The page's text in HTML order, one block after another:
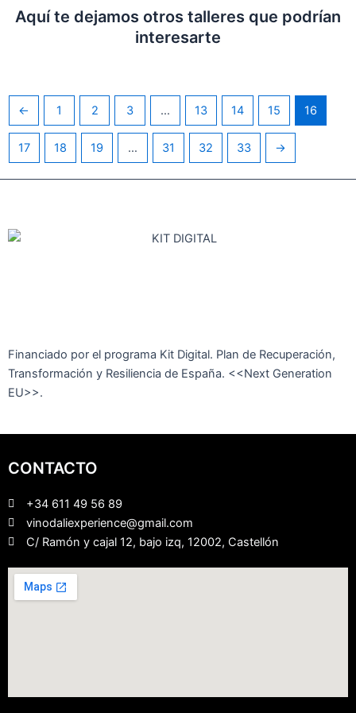
Aquí te dejamos otros talleres que podrían
interesarte
← 1 2 3 … 13 14 15 16
17 18 19 … 31 32 33 →
Financiado por el programa Kit Digital. Plan de Recuperación,
Transformación y Resiliencia de España. <<Next Generation
EU>>.
CONTACTO
+34 611 49 56 89
vinodaliexperience@gmail.com
C/ Ramón y cajal 12, bajo izq, 12002, Castellón